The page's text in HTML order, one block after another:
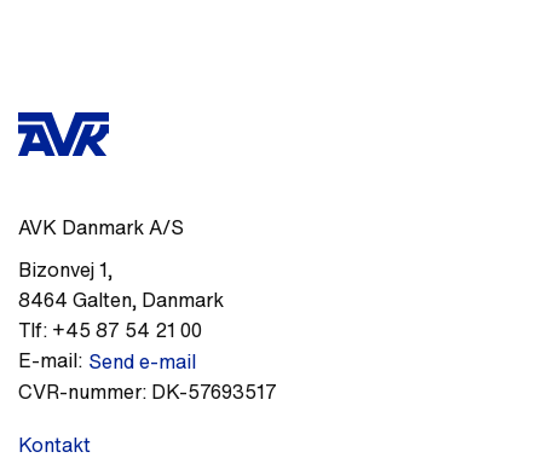
AVK Danmark A/S
Bizonvej 1,
8464 Galten, Danmark
Tlf: +45 87 54 21 00
E-mail: Send e-mail
CVR-nummer: DK-57693517
Kontakt